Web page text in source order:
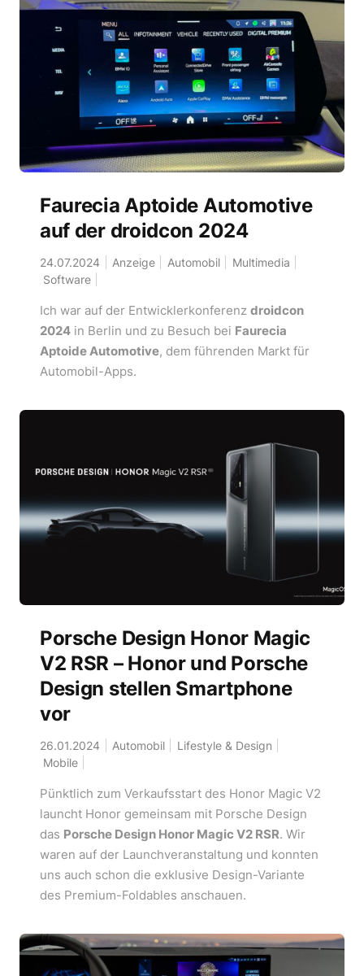
Faurecia Aptoide Automotive
auf der droidcon 2024
24.07.2024 Anzeige Automobil
Multimedia
Software
Ich war auf der Entwicklerkonferenz droidcon
2024in Berlin und zu Besuch bei Faurecia
Aptoide Automotive, dem führenden Markt für
Automobil-Apps.
Porsche Design Honor Magic
V2 RSR – Honor und Porsche
Design stellen Smartphone
vor
26.01.2024 Automobil
Lifestyle & Design
Mobile
Pünktlich zum Verkaufsstart des Honor Magic V2
launcht Honor gemeinsam mit Porsche Design
das Porsche Design Honor Magic V2 RSR. Wir
waren auf der Launchveranstaltung und konnten
uns auch schon die exklusive Design-Variante
des Premium-Foldables anschauen.